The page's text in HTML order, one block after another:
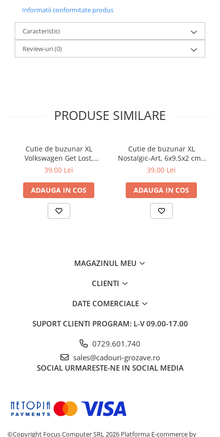
Informatii conformitate produs
Caracteristici
Review-uri(0)
PRODUSE SIMILARE
Cutie de buzunar XL
Volkswagen Get Lost,
Originala, 6x9.5x2 cm
39,00 Lei
ADAUGA IN COS
Cutie de buzunar XL
Nostalgic-Art, 6x9.5x2 cm -
We Can Do It - Putem sa o
39,00 Lei
ADAUGA IN COS
MAGAZINUL MEU
CLIENTI
DATE COMERCIALE
SUPORT CLIENTI PROGRAM: L-V 09.00-17.00
0729.601.740
sales@cadouri-grozave.ro
SOCIAL URMARESTE-NE IN SOCIAL MEDIA
©Copyright Focus Computer SRL 2026 Platforma E-commerce by